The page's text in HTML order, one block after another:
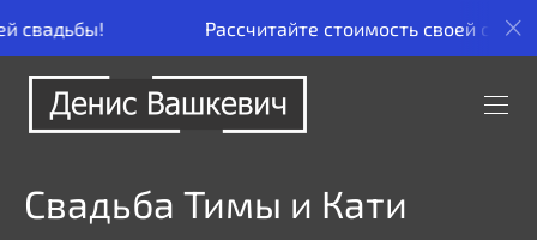
Рассчитайте стоимость своей свадьбы!
Свадьба Тимы и Кати